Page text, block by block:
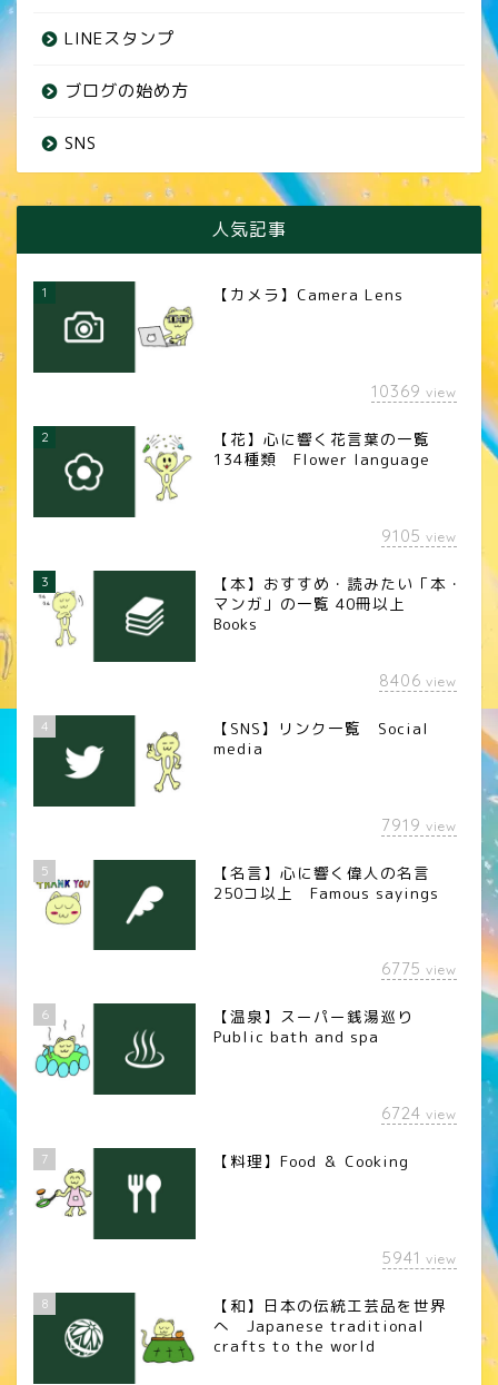
LINEスタンプ
ブログの始め方
SNS
人気記事
1 【カメラ】Camera Lens
10369 view
2
【花】心に響く花言葉の一覧
134種類 Flower language
9105 view
3
【本】おすすめ・読みたい「本・
マンガ」の一覧 40冊以上
Books
8406 view
4
【SNS】リンク一覧 Social
media
7919 view
5
【名言】心に響く偉人の名言
250コ以上 Famous sayings
6775 view
6
【温泉】スーパー銭湯巡り
Public bath and spa
6724 view
7 【料理】Food ＆ Cooking
5941 view
8
【和】日本の伝統工芸品を世界
へ Japanese traditional
crafts to the world